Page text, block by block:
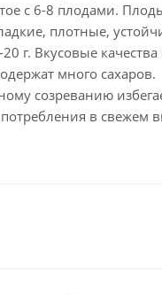
с 6-8 плодами.
плотные,
г. Вкусовые
много сахаров.
созреванию
в свежем